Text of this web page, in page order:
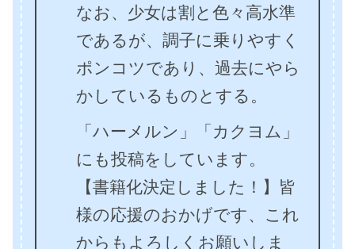
なお、少女は割と色々高水準
であるが、調子に乗りやすく
ポンコツであり、過去にやら
かしているものとする。
「ハーメルン」「カクヨム」
にも投稿をしています。
【書籍化決定しました！】皆
様の応援のおかげです、これ
からもよろしくお願いしま